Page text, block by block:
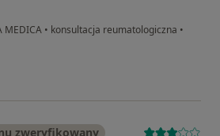
MEDICA • konsultacja reumatologiczna •
pacjentka
zweryfikowany